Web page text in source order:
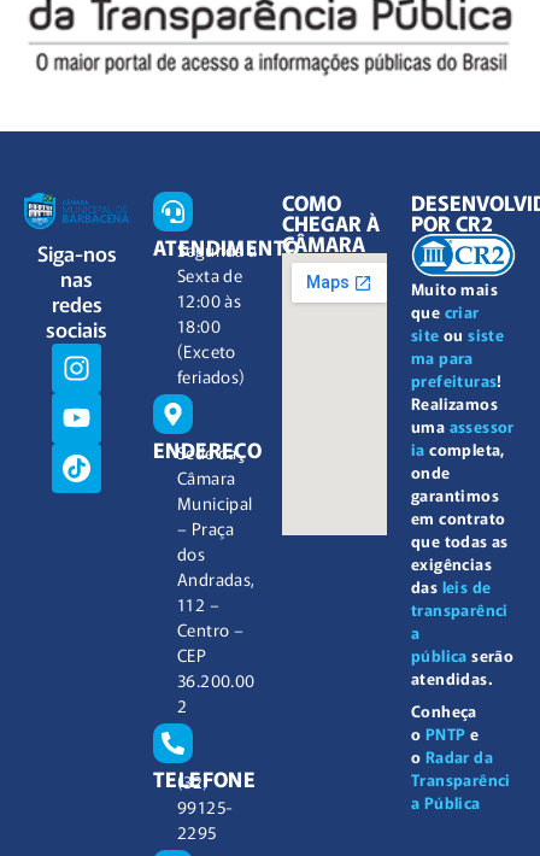
Siga-nos
nas
redes
sociais
ATENDIMENTO
Segunda à
Sexta de
12:00 às
18:00
(Exceto
feriados)
ENDEREÇO
Sede da
Câmara
Municipal
– Praça
dos
Andradas,
112 –
Centro –
CEP
36.200.00
2
TELEFONE
(32)
99125-
2295
COMO
CHEGAR À
CÂMARA
Muito mais
que criar
site ousiste
ma para
prefeituras!
Realizamos
uma assessor
ia completa,
onde
garantimos
em contrato
que todas as
exigências
das leis de
transparênci
a
pública serão
atendidas.
Conheça
o PNTP e
o Radar da
Transparênci
a Pública
POR CR2